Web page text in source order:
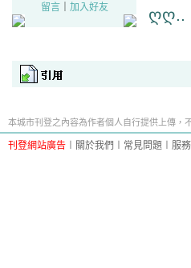
留言｜ 加入好友
ღღ..
本城市刊登之內容為作者個人自行提供上傳，
刊登網站廣告 關於我們 常見問題 服